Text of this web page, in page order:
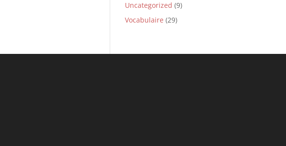
Uncategorized (9)
Vocabulaire (29)